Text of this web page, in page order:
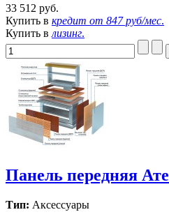
33 512 руб.
Купить в кредит от 847 руб/мес.
Купить в лизинг.
Панель передняя
Тип: Аксессуары